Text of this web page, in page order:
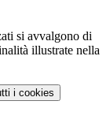
si avvalgono di
illustrate nella
i cookies